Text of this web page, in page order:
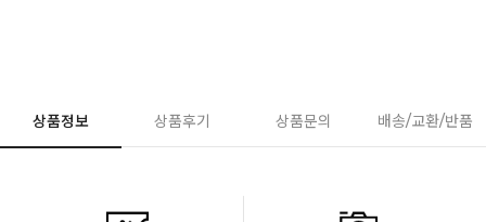
상품정보 상품후기 상품문의 배송/교환/반품